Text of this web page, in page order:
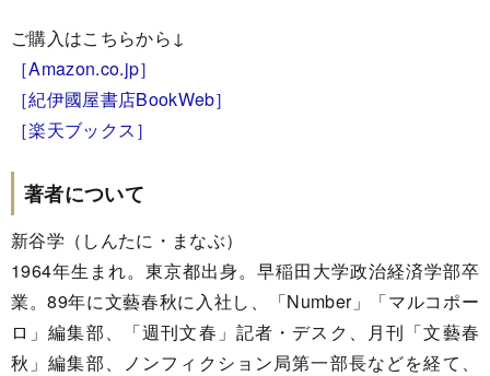
ご購入はこちらから↓
［Amazon.co.jp］
［紀伊國屋書店BookWeb］
［楽天ブックス］
著者について
新谷学（しんたに・まなぶ）
1964年生まれ。東京都出身。早稲田大学政治経済学部卒
業。89年に文藝春秋に入社し、「Number」「マルコポー
ロ」編集部、「週刊文春」記者・デスク、月刊「文藝春
秋」編集部、ノンフィクション局第一部長などを経て、